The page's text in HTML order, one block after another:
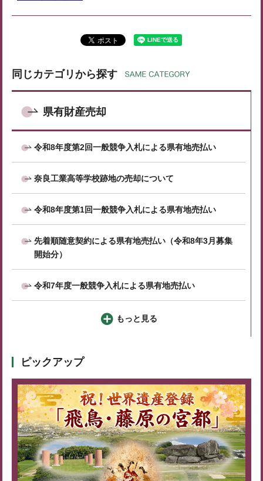
同じカテゴリから探す
県有財産売却
令和8年度第2回一般競争入札による県有地売払い
奈良工業高等学校跡地の売却について
令和8年度第1回一般競争入札による県有地売払い
先着順随意契約による県有地売払い（令和8年3月募集
開始分）
令和7年度一般競争入札による県有地売払い
もっと見る
ピックアップ